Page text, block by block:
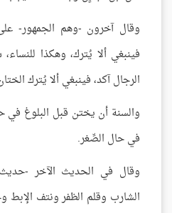
وقال آخرون -وهم الجمهور-
فينبغي ألا يُترك، وهكذا
الرجال آكد، فينبغي ألا يُترك
والسنة أن يختن قبل البلوغ في
في حال الصِّغر.
وقال في الحديث الآخر -
الشارب وقلم الظفر ونتف الإبط